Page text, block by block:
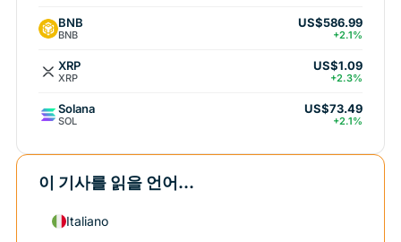
BNB
BNB
US$586.99
+2.1%
XRP
XRP
US$1.09
+2.3%
Solana
SOL
US$73.49
+2.1%
이 기사를 읽을 언어...
Italiano